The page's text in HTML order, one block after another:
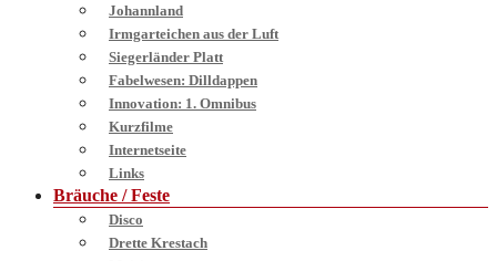
Johannland
Irmgarteichen aus der Luft
Siegerländer Platt
Fabelwesen: Dilldappen
Innovation: 1. Omnibus
Kurzfilme
Internetseite
Links
Bräuche / Feste
Disco
Drette Krestach